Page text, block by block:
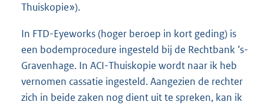
Thuiskopie»).
In FTD-Eyeworks (hoger beroep in kort geding) is
een bodemprocedure ingesteld bij de Rechtbank ‘s-
Gravenhage. In ACI-Thuiskopie wordt naar ik heb
vernomen cassatie ingesteld. Aangezien de rechter
zich in beide zaken nog dient uit te spreken, kan ik